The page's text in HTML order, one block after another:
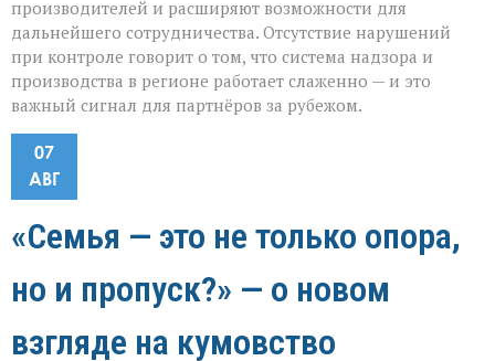
производителей и расширяют возможности для
дальнейшего сотрудничества. Отсутствие нарушений
при контроле говорит о том, что система надзора и
производства в регионе работает слаженно — и это
важный сигнал для партнёров за рубежом.
07
АВГ
«Семья — это не только опора,
но и пропуск?» — о новом
взгляде на кумовство